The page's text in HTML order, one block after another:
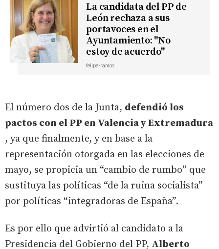
La candidata del PP de
León rechaza a sus
portavoces en el
Ayuntamiento: "No
estoy de acuerdo"
felipe-ramos
El número dos de la Junta, defendió los
pactos con el PP en Valencia y Extremadura
, ya que finalmente, y en base a la
representación otorgada en las elecciones de
mayo, se propicia un “cambio de rumbo” que
sustituya las políticas “de la ruina socialista”
por políticas “integradoras de España”.
Es por ello que advirtió al candidato a la
Presidencia del Gobierno del PP, Alberto